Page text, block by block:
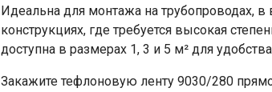
Идеальна для монтажа на трубопроводах, в
конструкциях, где требуется высокая
доступна в размерах 1, 3 и 5 м² для
Закажите тефлоновую ленту 9030/280